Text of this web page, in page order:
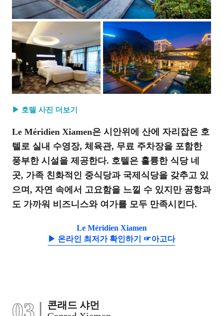
▶ 호텔 사진 더보기
Le Méridien Xiamen은 시안위에 산에 자리잡은 호
텔로 실내 수영장, 체육관, 무료 주차장을 포함한
풍부한 시설을 제공한다. 호텔은 훌륭한 식당 네
곳, 가족 친화적인 중식당과 국제식당을 갖추고 있
으며, 자연 속에서 고요함을 느낄 수 있지만 공항과
도 가까워 비즈니스와 여가를 모두 만족시킨다.
Le Méridien Xiamen
▶ 온라인 최저가 확인하기 ☞아고다
03
콘래드 샤먼